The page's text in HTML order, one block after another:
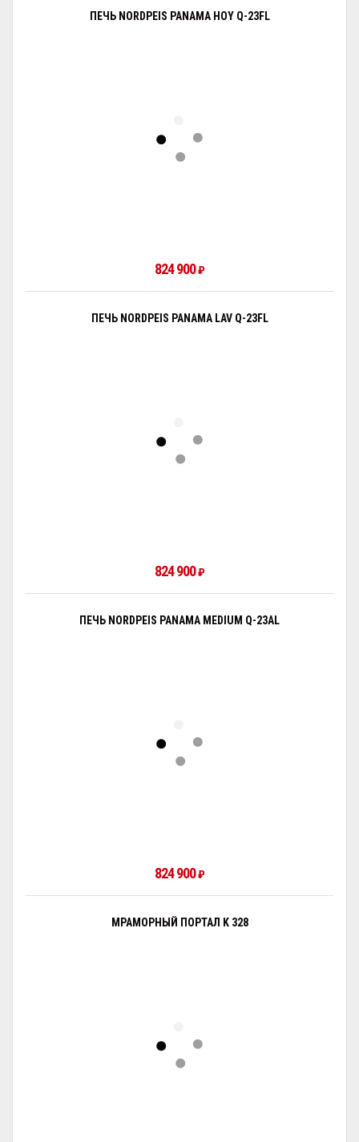
ПЕЧЬ NORDPEIS PANAMA HOY Q-23FL
824 900₽
ПЕЧЬ NORDPEIS PANAMA LAV Q-23FL
824 900₽
ПЕЧЬ NORDPEIS PANAMA MEDIUM Q-23AL
824 900₽
МРАМОРНЫЙ ПОРТАЛ K 328